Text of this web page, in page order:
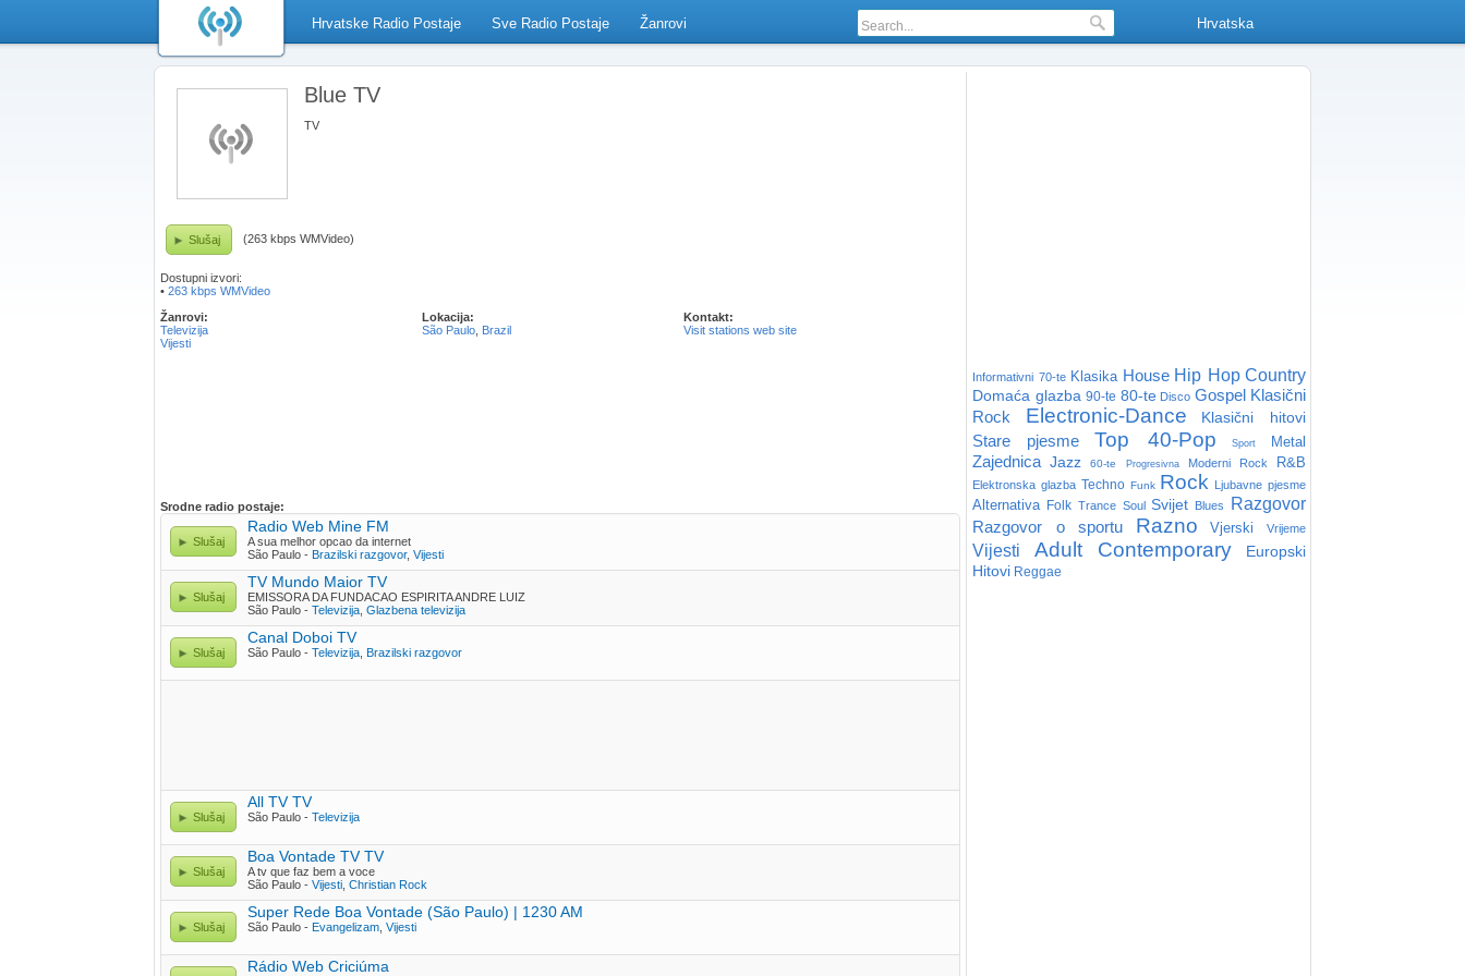
Hrvatske Radio Postaje Sve Radio Postaje Žanrovi Hrvatska
Blue TV
TV
Slušaj (263 kbps WMVideo)
Dostupni izvori:
• 263 kbps WMVideo
Žanrovi:
Televizija
Vijesti
Lokacija:
São Paulo Brazil
Kontakt:
Visit stations web site
Srodne radio postaje:
Slušaj
Radio Web Mine FM
A sua melhor opcao da internet
São Paulo - Brazilski razgovor, Vijesti
Slušaj
TV Mundo Maior TV
EMISSORA DA FUNDACAO ESPIRITA ANDRE LUIZ
São Paulo - Televizija Glazbena televizija
Slušaj
Canal Doboi TV
São Paulo - Televizija Brazilski razgovor
Slušaj
All TV TV
São Paulo - Televizija
Slušaj
Boa Vontade TV TV
A tv que faz bem a voce
São Paulo - Vijesti Christian Rock
Slušaj
Super Rede Boa Vontade (São Paulo) | 1230 AM
São Paulo - Evangelizam Vijesti
Rádio Web Criciúma
Informativni 70-te Klasika House Hip Hop Country
Domaća glazba 90-te 80-te Disco Gospel Klasični
Rock
Electronic-Dance Klasični hitovi
Stare pjesme Top 40-Pop Sport Metal
Zajednica Jazz 60-te Progresivna Moderni Rock R&B
Elektronska glazba Techno Funk Rock Ljubavne pjesme
Alternativa Folk Trance Soul Svijet Blues
Razgovor
Razgovor o sportu
Razno Vjerski Vrijeme
Vijesti Adult Contemporary
Europski
Hitovi Reggae